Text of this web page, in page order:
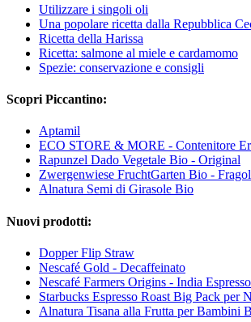
Utilizzare i singoli oli
Una popolare ricetta dalla Repubblica
Ricetta della Harissa
Ricetta: salmone al miele e cardamomo
Spezie: conservazione e consigli
Scopri Piccantino:
Aptamil
ECO STORE & MORE - Contenitore
Rapunzel Dado Vegetale Bio - Original
Zwergenwiese FruchtGarten Bio -
Alnatura Semi di Girasole Bio
Nuovi prodotti:
Dopper Flip Straw
Nescafé Gold - Decaffeinato
Nescafé Farmers Origins - India Espresso
Starbucks Espresso Roast Big Pack per
Alnatura Tisana alla Frutta per Bambini